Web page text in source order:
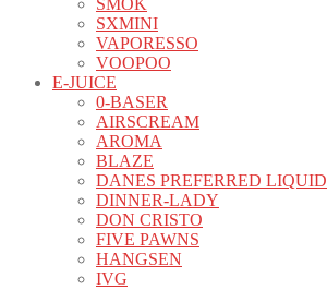
SMOK
SXMINI
VAPORESSO
VOOPOO
E-JUICE
0-BASER
AIRSCREAM
AROMA
BLAZE
DANES PREFERRED LIQUID
DINNER-LADY
DON CRISTO
FIVE PAWNS
HANGSEN
IVG